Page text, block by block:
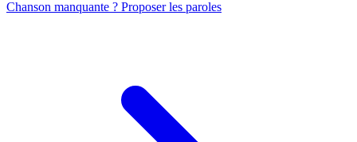
Chanson manquante ? Proposer les paroles